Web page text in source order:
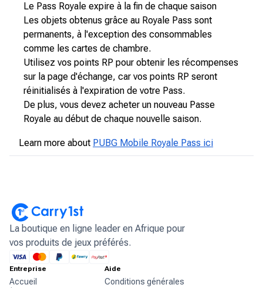
Le Pass Royale expire à la fin de chaque saison
Les objets obtenus grâce au Royale Pass sont
permanents, à l'exception des consommables
comme les cartes de chambre.
Utilisez vos points RP pour obtenir les récompenses
sur la page d'échange, car vos points RP seront
réinitialisés à l'expiration de votre Pass.
De plus, vous devez acheter un nouveau Passe
Royale au début de chaque nouvelle saison.
Learn more about PUBG Mobile Royale Pass ici
La boutique en ligne leader en Afrique pour
vos produits de jeux préférés.
Entreprise
Accueil
Aide
Conditions générales